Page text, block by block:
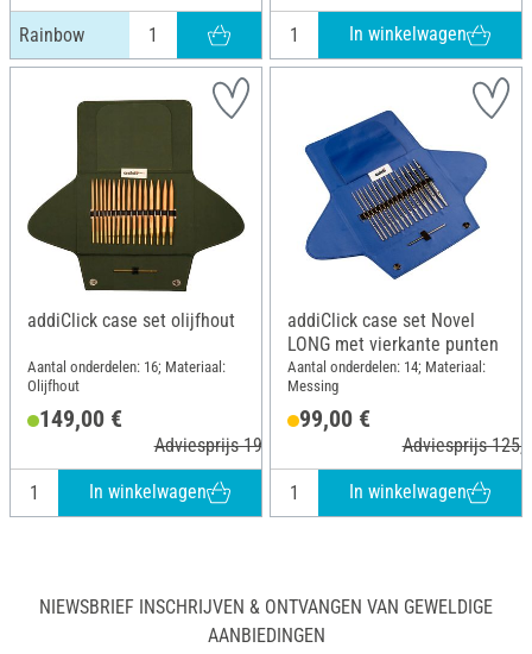
Rainbow In winkelwagen
addiClick case set olijfhout
Aantal onderdelen: 16; Materiaal:
Olijfhout
149,00 €
Adviesprijs 199,95 €
In winkelwagen
addiClick case set Novel
LONG met vierkante punten
Aantal onderdelen: 14; Materiaal:
Messing
99,00 €
Adviesprijs
In winkelwagen
NIEWSBRIEF INSCHRIJVEN & ONTVANGEN VAN GEWELDIGE
AANBIEDINGEN